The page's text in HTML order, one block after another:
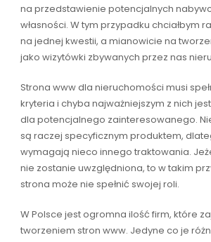
na przedstawienie potencjalnych
własności. W tym przypadku chciałbym
na jednej kwestii, a mianowicie na
jako wizytówki zbywanych przez nas
Strona www dla nieruchomości musi
kryteria i chyba najważniejszym z nich
dla potencjalnego zainteresowanego.
są raczej specyficznym produktem,
wymagają nieco innego traktowania.
nie zostanie uwzględniona, to w takim
strona może nie spełnić swojej roli.
W Polsce jest ogromna ilość firm, które
tworzeniem stron www. Jedyne co je